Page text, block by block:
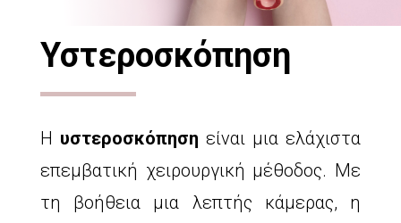
Υστεροσκόπηση
Η υστεροσκόπηση είναι μια ελάχιστα
επεμβατική χειρουργική μέθοδος. Με
τη βοήθεια μια λεπτής κάμερας, η